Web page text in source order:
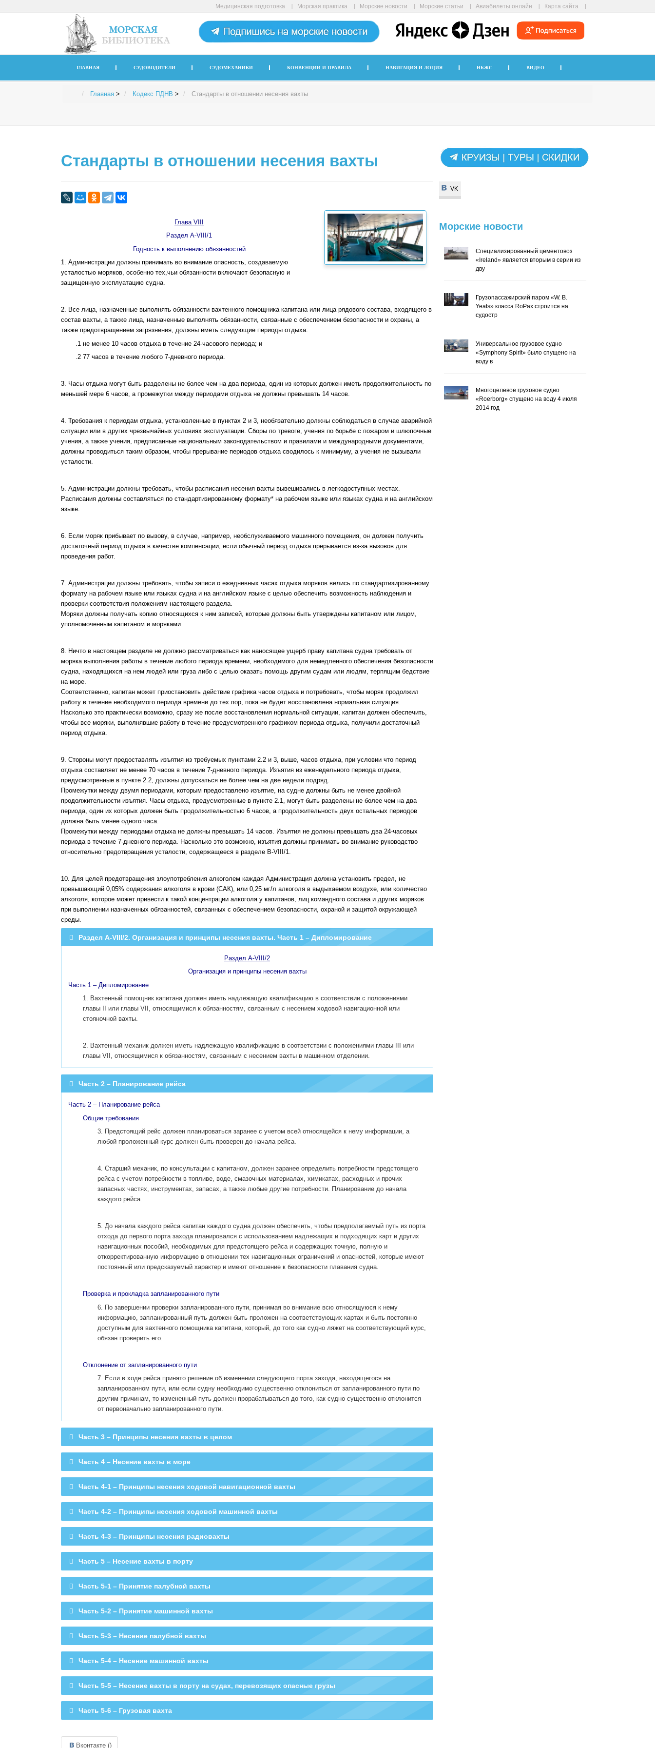
Медицинская подготовка Морская практика Морские новости Морские статьи Авиабилеты онлайн Карта сайта
ГЛАВНАЯ СУДОВОДИТЕЛИ СУДОМЕХАНИКИ КОНВЕНЦИИ И ПРАВИЛА НАВИГАЦИЯ И ЛОЦИЯ НБЖС ВИДЕО
Главная > Кодекс ПДНВ > Стандарты в отношении несения вахты
Стандарты в отношении несения вахты
Глава VIII
Раздел A-VIII/1
Годность к выполнению обязанностей
1. Администрации должны принимать во внимание опасность, создаваемую
усталостью моряков, особенно тех,чьи обязанности включают безопасную и
защищенную эксплуатацию судна.
2. Все лица, назначенные выполнять обязанности вахтенного помощника капитана или лица рядового состава, входящего в
состав вахты, а также лица, назначенные выполнять обязанности, связанные с обеспечением безопасности и охраны, а
также предотвращением загрязнения, должны иметь следующие периоды отдыха:
.1 не менее 10 часов отдыха в течение 24-часового периода; и
.2 77 часов в течение любого 7-дневного периода.
3. Часы отдыха могут быть разделены не более чем на два периода, один из которых должен иметь продолжительность по
меньшей мере 6 часов, а промежутки между периодами отдыха не должны превышать 14 часов.
4. Требования к периодам отдыха, установленные в пунктах 2 и 3, необязательно должны соблюдаться в случае аварийной
ситуации или в других чрезвычайных условиях эксплуатации. Сборы по тревоге, учения по борьбе с пожаром и шлюпочные
учения, а также учения, предписанные национальным законодательством и правилами и международными документами,
должны проводиться таким образом, чтобы прерывание периодов отдыха сводилось к минимуму, а учения не вызывали
усталости.
5. Администрации должны требовать, чтобы расписания несения вахты вывешивались в легкодоступных местах.
Расписания должны составляться по стандартизированному формату* на рабочем языке или языках судна и на английском
языке.
6. Если моряк прибывает по вызову, в случае, например, необслуживаемого машинного помещения, он должен получить
достаточный период отдыха в качестве компенсации, если обычный период отдыха прерывается из-за вызовов для
проведения работ.
7. Администрации должны требовать, чтобы записи о ежедневных часах отдыха моряков велись по стандартизированному
формату на рабочем языке или языках судна и на английском языке с целью обеспечить возможность наблюдения и
проверки соответствия положениям настоящего раздела.
Моряки должны получать копию относящихся к ним записей, которые должны быть утверждены капитаном или лицом,
уполномоченным капитаном и моряками.
8. Ничто в настоящем разделе не должно рассматриваться как наносящее ущерб праву капитана судна требовать от
моряка выполнения работы в течение любого периода времени, необходимого для немедленного обеспечения безопасности
судна, находящихся на нем людей или груза либо с целью оказать помощь другим судам или людям, терпящим бедствие
на море.
Соответственно, капитан может приостановить действие графика часов отдыха и потребовать, чтобы моряк продолжил
работу в течение необходимого периода времени до тех пор, пока не будет восстановлена нормальная ситуация.
Насколько это практически возможно, сразу же после восстановления нормальной ситуации, капитан должен обеспечить,
чтобы все моряки, выполнявшие работу в течение предусмотренного графиком периода отдыха, получили достаточный
период отдыха.
9. Стороны могут предоставлять изъятия из требуемых пунктами 2.2 и 3, выше, часов отдыха, при условии что период
отдыха составляет не менее 70 часов в течение 7-дневного периода. Изъятия из еженедельного периода отдыха,
предусмотренные в пункте 2.2, должны допускаться не более чем на две недели подряд.
Промежутки между двумя периодами, которым предоставлено изъятие, на судне должны быть не менее двойной
продолжительности изъятия. Часы отдыха, предусмотренные в пункте 2.1, могут быть разделены не более чем на два
периода, один их которых должен быть продолжительностью 6 часов, а продолжительность двух остальных периодов
должна быть менее одного часа.
Промежутки между периодами отдыха не должны превышать 14 часов. Изъятия не должны превышать два 24-часовых
периода в течение 7-дневного периода. Насколько это возможно, изъятия должны принимать во внимание руководство
относительно предотвращения усталости, содержащееся в разделе B-VIII/1.
10. Для целей предотвращения злоупотребления алкоголем каждая Администрация должна установить предел, не
превышающий 0,05% содержания алкоголя в крови (САК), или 0,25 мг/л алкоголя в выдыхаемом воздухе, или количество
алкоголя, которое может привести к такой концентрации алкоголя у капитанов, лиц командного состава и других моряков
при выполнении назначенных обязанностей, связанных с обеспечением безопасности, охраной и защитой окружающей
среды.
Раздел A-VIII/2. Организация и принципы несения вахты. Часть 1 – Дипломирование
Раздел A-VIII/2
Организация и принципы несения вахты
Часть 1 – Дипломирование
1. Вахтенный помощник капитана должен иметь надлежащую квалификацию в соответствии с положениями
главы II или главы VII, относящимися к обязанностям, связанным с несением ходовой навигационной или
стояночной вахты.
2. Вахтенный механик должен иметь надлежащую квалификацию в соответствии с положениями главы III или
главы VII, относящимися к обязанностям, связанным с несением вахты в машинном отделении.
Часть 2 – Планирование рейса
Часть 2 – Планирование рейса
Общие требования
3. Предстоящий рейс должен планироваться заранее с учетом всей относящейся к нему информации, а
любой проложенный курс должен быть проверен до начала рейса.
4. Старший механик, по консультации с капитаном, должен заранее определить потребности предстоящего
рейса с учетом потребности в топливе, воде, смазочных материалах, химикатах, расходных и прочих
запасных частях, инструментах, запасах, а также любые другие потребности. Планирование до начала
каждого рейса.
5. До начала каждого рейса капитан каждого судна должен обеспечить, чтобы предполагаемый путь из порта
отхода до первого порта захода планировался с использованием надлежащих и подходящих карт и других
навигационных пособий, необходимых для предстоящего рейса и содержащих точную, полную и
откорректированную информацию в отношении тех навигационных ограничений и опасностей, которые имеют
постоянный или предсказуемый характер и имеют отношение к безопасности плавания судна.
Проверка и прокладка запланированного пути
6. По завершении проверки запланированного пути, принимая во внимание всю относящуюся к нему
информацию, запланированный путь должен быть проложен на соответствующих картах и быть постоянно
доступным для вахтенного помощника капитана, который, до того как судно ляжет на соответствующий курс,
обязан проверить его.
Отклонение от запланированного пути
7. Если в ходе рейса принято решение об изменении следующего порта захода, находящегося на
запланированном пути, или если судну необходимо существенно отклониться от запланированного пути по
другим причинам, то измененный путь должен прорабатываться до того, как судно существенно отклонится
от первоначально запланированного пути.
Часть 3 – Принципы несения вахты в целом
Часть 4 – Несение вахты в море
Часть 4-1 – Принципы несения ходовой навигационной вахты
Часть 4-2 – Принципы несения ходовой машинной вахты
Часть 4-3 – Принципы несения радиовахты
Часть 5 – Несение вахты в порту
Часть 5-1 – Принятие палубной вахты
Часть 5-2 – Принятие машинной вахты
Часть 5-3 – Несение палубной вахты
Часть 5-4 – Несение машинной вахты
Часть 5-5 – Несение вахты в порту на судах, перевозящих опасные грузы
Часть 5-6 – Грузовая вахта
Вконтакте ()
VK
VK
Морские новости
Специализированный цементовоз
«Ireland» является вторым в серии из
дву
Грузопассажирский паром «W. B.
Yeats» класса RoPax строится на
судостр
Универсальное грузовое судно
«Symphony Spirit» было спущено на
воду в
Многоцелевое грузовое судно
«Roerborg» спущено на воду 4 июля
2014 год